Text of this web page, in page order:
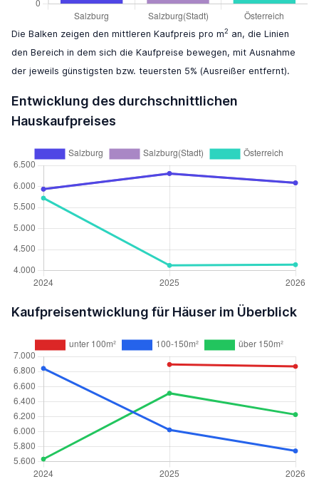
Die Balken zeigen den mittleren Kaufpreis pro m2 an, die Linien
den Bereich in dem sich die Kaufpreise bewegen, mit Ausnahme
der jeweils günstigsten bzw. teuersten 5% (Ausreißer entfernt).
Entwicklung des durchschnittlichen
Hauskaufpreises
Kaufpreisentwicklung für Häuser im Überblick